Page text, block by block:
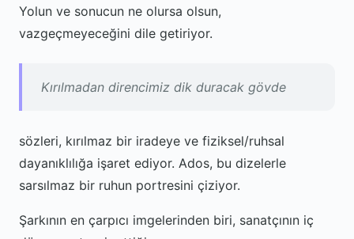
Yolun ve sonucun ne olursa olsun,
vazgeçmeyeceğini dile getiriyor.
Kırılmadan direncimiz dik duracak gövde
sözleri, kırılmaz bir iradeye ve fiziksel/ruhsal
dayanıklılığa işaret ediyor. Ados, bu dizelerle
sarsılmaz bir ruhun portresini çiziyor.
Şarkının en çarpıcı imgelerinden biri, sanatçının iç